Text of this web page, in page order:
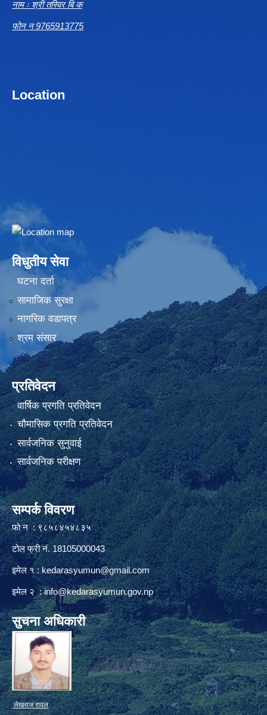
नाम ः श्री तस्विर बि क
फोन न 9765913775
Location
Embed Google Map
विधुतीय सेवा
घटना दर्ता
सामाजिक सुरक्षा
नागरिक वडापत्र
श्रम संसार
प्रतिवेदन
वार्षिक प्रगति प्रतिवेदन
चौमासिक प्रगति प्रतिवेदन
सार्वजनिक सुनुवाई
सार्वजनिक परीक्षण
सम्पर्क विवरण
फाे न : ९८५८४५४८३५
टोल फ्री नं. 18105000043
इमेल १ :kedarasyumun@gmail.com
इमेल २ :info@kedarasyumun.gov.np
सुचना अधिकारी
लेखराज रावल